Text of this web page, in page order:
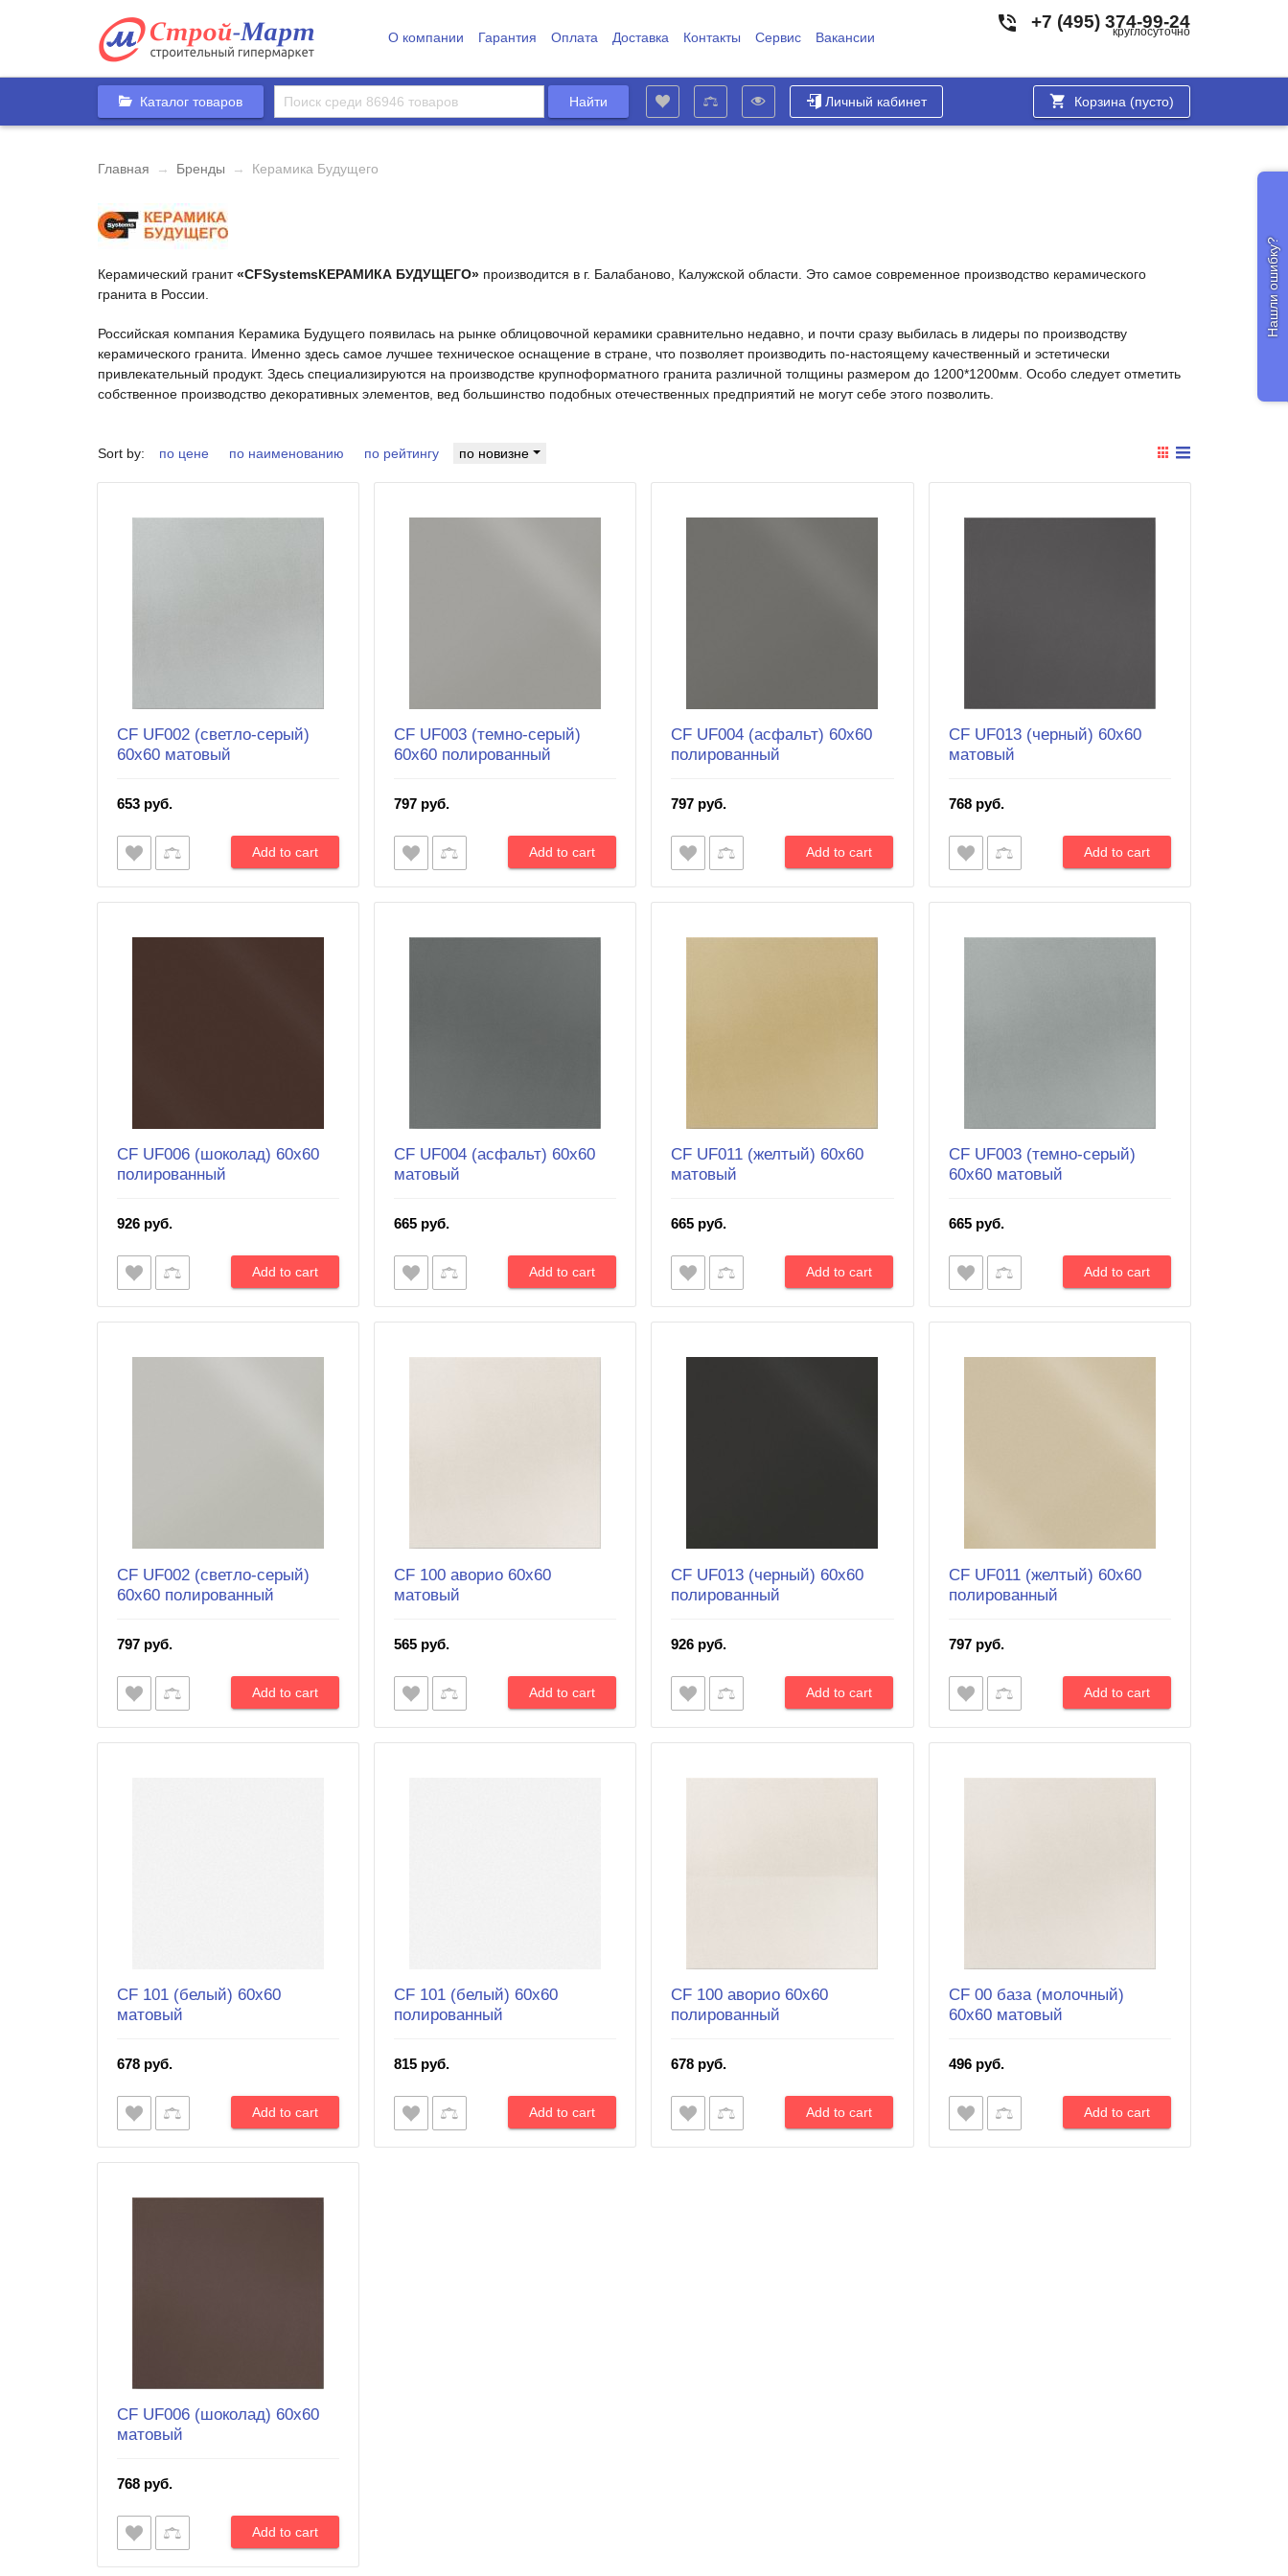
О компании Гарантия Оплата Доставка Контакты Сервис Вакансии
+7 (495) 374-99-24
круглосуточно
Каталог товаров Личный кабинет Корзина (пусто)
Главная → Бренды → Керамика Будущего
Керамический гранит«CFSystemsКЕРАМИКА БУДУЩЕГО» производится в г. Балабаново, Калужской области. Это самое современное производство керамического
гранита в России.
Российская компания Керамика Будущего появилась на рынке облицовочной керамики сравнительно недавно, и почти сразу выбилась в лидеры по производству
керамического гранита. Именно здесь самое лучшее техническое оснащение в стране, что позволяет производить по-настоящему качественный и эстетически
привлекательный продукт. Здесь специализируются на производстве крупноформатного гранита различной толщины размером до 1200*1200мм. Особо следует отметить
собственное производство декоративных элементов, вед большинство подобных отечественных предприятий не могут себе этого позволить.
Sort by: по цене по наименованию по рейтингу по новизне
CF UF002 (светло-серый)
60х60 матовый
653 руб.
CF UF003 (темно-серый)
60х60 полированный
797 руб.
CF UF004 (асфальт) 60х60
полированный
797 руб.
CF UF013 (черный) 60х60
матовый
768 руб.
CF UF006 (шоколад) 60х60
полированный
926 руб.
CF UF004 (асфальт) 60х60
матовый
665 руб.
CF UF011 (желтый) 60х60
матовый
665 руб.
CF UF003 (темно-серый)
60х60 матовый
665 руб.
CF UF002 (светло-серый)
60х60 полированный
797 руб.
CF 100 аворио 60х60
матовый
565 руб.
CF UF013 (черный) 60х60
полированный
926 руб.
CF UF011 (желтый) 60х60
полированный
797 руб.
CF 101 (белый) 60х60
матовый
678 руб.
CF 101 (белый) 60х60
полированный
815 руб.
CF 100 аворио 60х60
полированный
678 руб.
CF 00 база (молочный)
60х60 матовый
496 руб.
CF UF006 (шоколад) 60х60
матовый
768 руб.
Нашли ошибку?